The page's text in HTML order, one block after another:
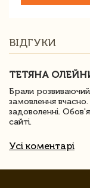
ВІДГУКИ
ТЕТЯНА
Брали
замовлення
задоволенні.
сайті.
Усі коментарі